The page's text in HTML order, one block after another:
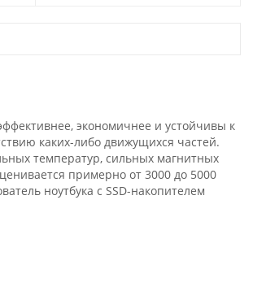
экономичнее и устойчивы к
каких-либо движущихся частей.
температур, сильных магнитных
примерно от 3000 до 5000
ноутбука с SSD-накопителем
собой очень компактные